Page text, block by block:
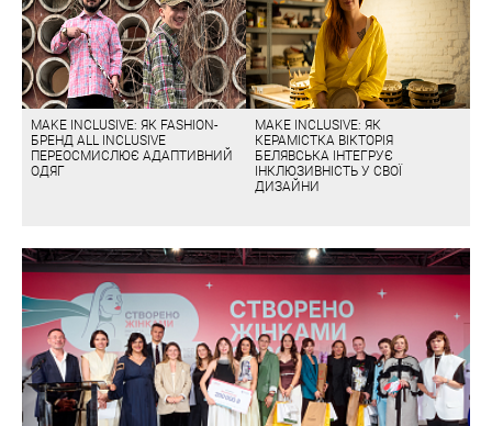
MAKE INCLUSIVE: ЯК FASHION-
БРЕНД ALL INCLUSIVE
ПЕРЕОСМИСЛЮЄ АДАПТИВНИЙ
ОДЯГ
MAKE INCLUSIVE: ЯК
КЕРАМІСТКА ВІКТОРІЯ
БЕЛЯВСЬКА ІНТЕГРУЄ
ІНКЛЮЗИВНІСТЬ У СВОЇ
ДИЗАЙНИ